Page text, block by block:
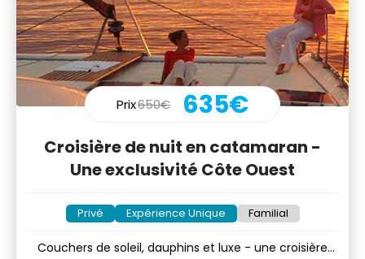
Prix650€ 635€
Croisière de nuit en catamaran -
Une exclusivité Côte Ouest
Privé Expérience Unique Familial
Couchers de soleil, dauphins et luxe - une croisière